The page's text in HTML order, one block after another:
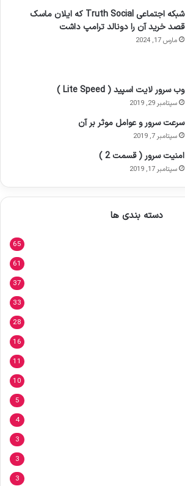
شبکه اجتماعی Truth Social که ایلان ماسک
قصد خرید آن را دونالد ترامپ داشت
مارس 17, 2024
وب سرور لایت اسپید ( Lite Speed )
سپتامبر 29, 2019
سرعت سرور و عوامل موثر بر آن
سپتامبر 7, 2019
امنیت سرور ( قسمت 2 )
سپتامبر 17, 2019
دسته بندی ها
65
61
37
33
28
16
11
10
5
4
3
3
3